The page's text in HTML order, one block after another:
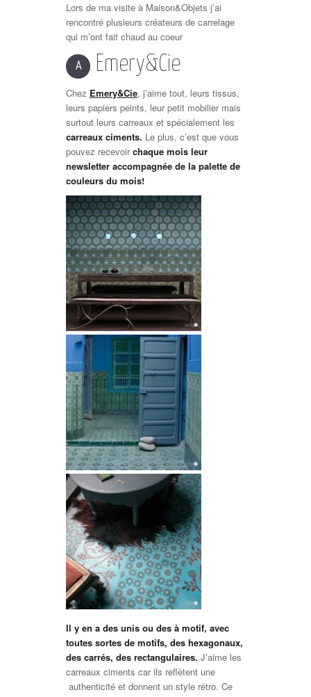
Lors de ma visite à Maison&Objets j’ai
rencontré plusieurs créateurs de carrelage
qui m’ont fait chaud au coeur
A Emery&Cie
Chez Emery&Cie, j’aime tout, leurs tissus,
leurs papiers peints, leur petit mobilier mais
surtout leurs carreaux et spécialement les
carreaux ciments. Le plus, c’est que vous
pouvez recevoirchaque mois leur
newsletter accompagnée de la palette de
couleurs du mois!
Il y en a des unis ou des à motif, avec
toutes sortes de motifs, des hexagonaux,
des carrés, des rectangulaires. J’aime les
carreaux ciments car ils reflètent une
authenticité et donnent un style rétro. Ce